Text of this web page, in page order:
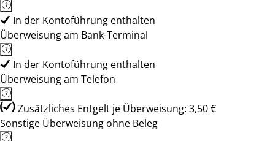
In der Kontoführung enthalten
Überweisung am Bank-Terminal
In der Kontoführung enthalten
Überweisung am Telefon
Zusätzliches Entgelt je Überweisung: 3,50 €
Sonstige Überweisung ohne Beleg